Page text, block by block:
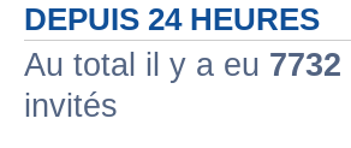
DEPUIS 24 HEURES
Au total il y a eu 7732
invités